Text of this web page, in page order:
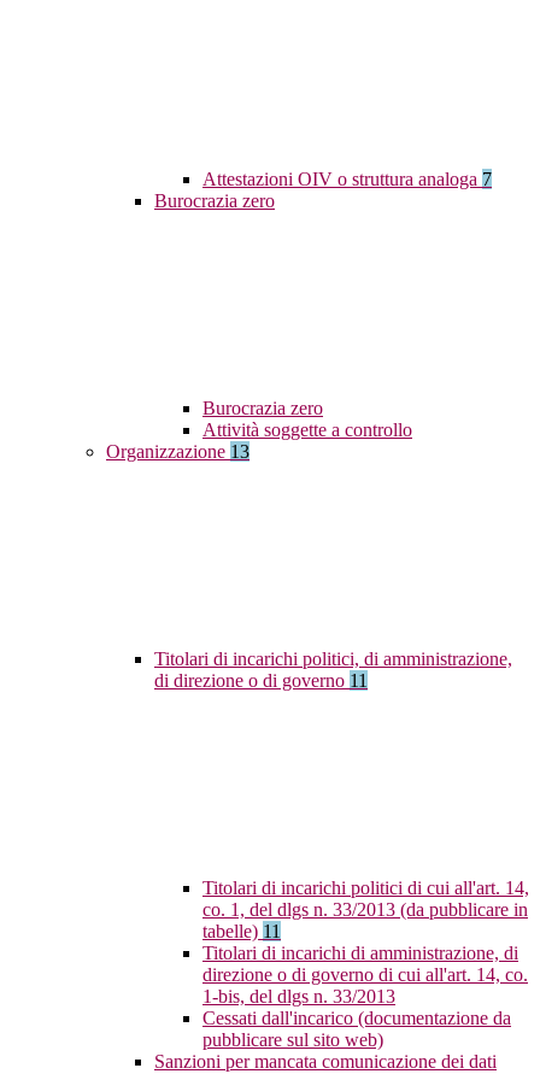
Attestazioni OIV o struttura analoga 7
Burocrazia zero
Burocrazia zero
Attività soggette a controllo
Organizzazione 13
Titolari di incarichi politici, di amministrazione,
di direzione o di governo 11
Titolari di incarichi politici di cui all'art. 14,
co. 1, del dlgs n. 33/2013 (da pubblicare in
tabelle) 11
Titolari di incarichi di amministrazione, di
direzione o di governo di cui all'art. 14, co.
1-bis, del dlgs n. 33/2013
Cessati dall'incarico (documentazione da
pubblicare sul sito web)
Sanzioni per mancata comunicazione dei dati